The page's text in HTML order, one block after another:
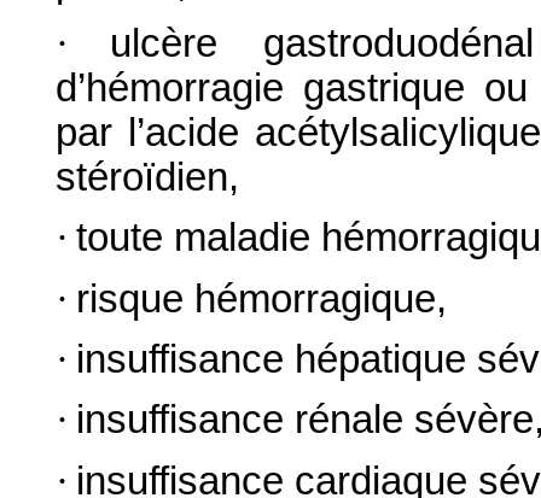
·
ulcère
d’hémorragie gastrique
par l’acide
stéroïdien,
· toute maladie
· risque hémorragique,
· insuffisance hépatique
· insuffisance rénale
· insuffisance cardiaque